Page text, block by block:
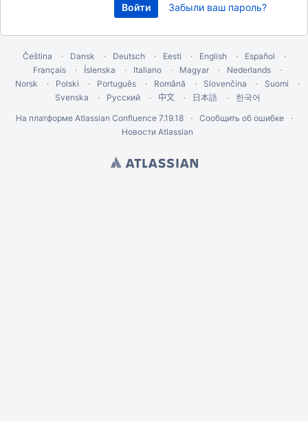
Забыли ваш пароль?
Čeština Dansk Deutsch Eesti English
Español
Français
Íslenska Italiano Magyar
Nederlands
Norsk
Polski Português Română Slovenčina
Suomi
Svenska
Русский 中文 日本語
한국어
На платформе Atlassian Confluence 7.19.18
Сообщить об ошибке
Новости Atlassian